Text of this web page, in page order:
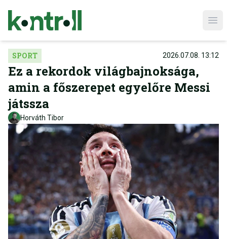
SPORT 2026.07.08. 13:12
Ez a rekordok világbajnoksága,
amin a főszerepet egyelőre Messi
játssza
Horváth Tibor